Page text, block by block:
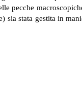
pecche
stata gestita in